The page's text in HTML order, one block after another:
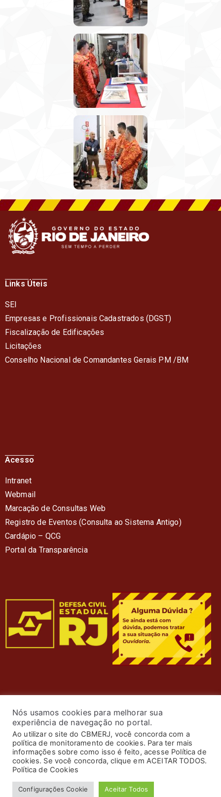
Links Úteis
SEI
Empresas e Profissionais Cadastrados (DGST)
Fiscalização de Edificações
Licitações
Conselho Nacional de Comandantes Gerais PM /BM
Acesso
Intranet
Webmail
Marcação de Consultas Web
Registro de Eventos (Consulta ao Sistema Antigo)
Cardápio – QCG
Portal da Transparência
© 2024 Corpo de Bombeiros Militar do Estado do Rio de
Janeiro. Todos os Direitos Reservados. Desenvolvimento
por ASTI.
Nós usamos cookies para melhorar sua
experiência de navegação no portal.
Ao utilizar o site do CBMERJ, você concorda com a
política de monitoramento de cookies. Para ter mais
informações sobre como isso é feito, acesse Política de
cookies. Se você concorda, clique em ACEITAR TODOS.
Política de Cookies
Configurações Cookie Aceitar Todos